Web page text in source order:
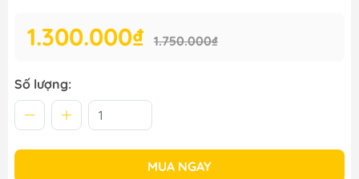
1.300.000₫ 1.750.000₫
Số lượng:
MUA NGAY